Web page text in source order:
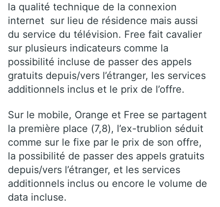
la qualité technique de la connexion
internet sur lieu de résidence mais aussi
du service du télévision. Free fait cavalier
sur plusieurs indicateurs comme la
possibilité incluse de passer des appels
gratuits depuis/vers l’étranger, les services
additionnels inclus et le prix de l’offre.
Sur le mobile, Orange et Free se partagent
la première place (7,8), l’ex-trublion séduit
comme sur le fixe par le prix de son offre,
la possibilité de passer des appels gratuits
depuis/vers l’étranger, et les services
additionnels inclus ou encore le volume de
data incluse.